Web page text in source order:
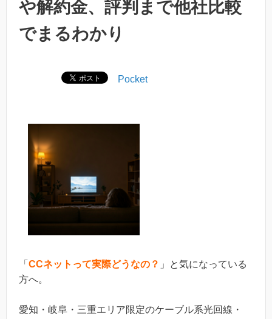
や解約金、評判まで他社比較
でまるわかり
Pocket
「 CCネットって実際どうなの？ 」と気になっている
方へ。
愛知・岐阜・三重エリア限定のケーブル系光回線・